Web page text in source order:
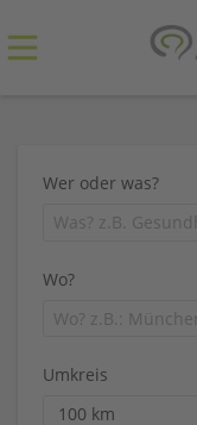
Wer oder was?
Wo?
Umkreis